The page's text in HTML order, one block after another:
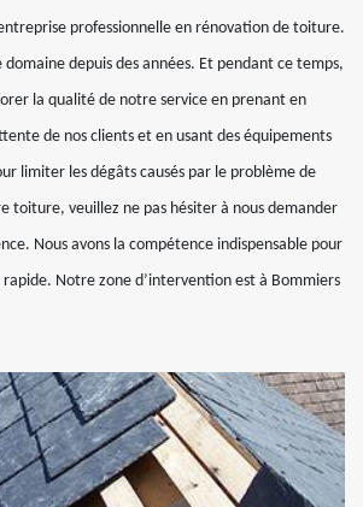
professionnelle en rénovation de toiture.
domaine depuis des années. Et pendant ce temps,
la qualité de notre service en prenant en
de nos clients et en usant des équipements
limiter les dégâts causés par le problème de
toiture, veuillez ne pas hésiter à nous demander
Nous avons la compétence indispensable pour
Notre zone d’intervention est à Bommiers